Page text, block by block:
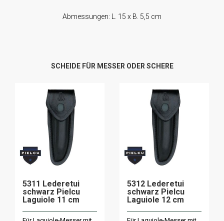
Abmessungen: L. 15 x B. 5,5 cm
SCHEIDE FÜR MESSER ODER SCHERE
5311 Lederetui
schwarz Pielcu
Laguiole 11 cm
5312 Lederetui
schwarz Pielcu
Laguiole 12 cm